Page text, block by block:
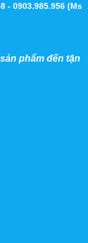
sản xuất ghế nhà
toàn quốc. Nhằm
VN
- 0903.985.956 (Ms
phẩm đến tận